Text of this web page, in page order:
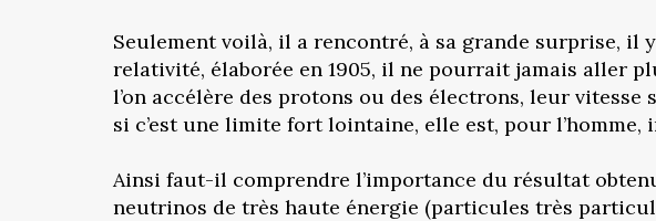
Seulement voilà, il a rencontré, à sa grande surprise, il
relativité, élaborée en 1905, il ne pourrait jamais aller
l’on accélère des protons ou des électrons, leur
si c’est une limite fort lointaine, elle est, pour l’homme,
Ainsi faut-il comprendre l’importance du résultat
neutrinos de très haute énergie (particules très